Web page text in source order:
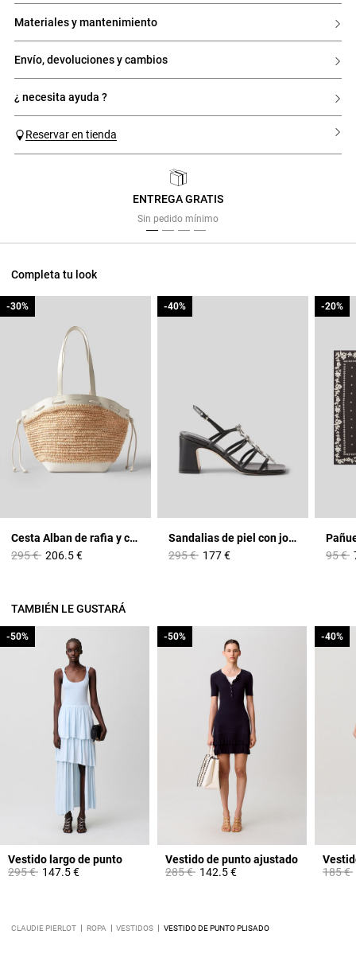
materiales y mantenimiento
envío, devoluciones y cambios
¿ necesita ayuda ?
Reservar en tienda
ENTREGA GRATIS
Sin pedido mínimo
Completa tu look
Cesta Alban de rafia y cuero
Price reduced from
295 €to
-30%
206.5 €
-30%
Sandalias de piel con joyas
Price reduced from
295 €to
-40%
177 €
-40%
Price
95 €
-20%
-20%
TAMBIÉN LE GUSTARÁ
Vestido largo de punto
Price reduced from
295 €to
-50%
147.5 €
-50%
Vestido de punto ajustado
Price reduced from
285 €to
-50%
142.5 €
-50%
Price
185 €
-40%
-40%
CLAUDIE PIERLOT ROPA VESTIDOS VESTIDO DE PUNTO PLISADO